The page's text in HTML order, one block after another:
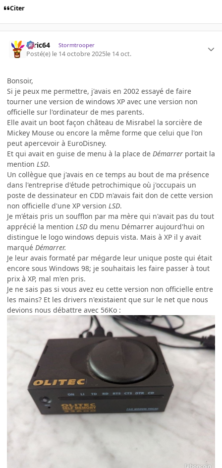
Citer
ceric64 Stormtrooper
Posté(e) le 14 octobre 2025le 14 oct.
Bonsoir,
Si je peux me permettre, j'avais en 2002 essayé de faire
tourner une version de windows XP avec une version non
officielle sur l'ordinateur de mes parents.
Elle avait un boot façon château de Misrabel la sorcière de
Mickey Mouse ou encore la même forme que celui que l'on
peut apercevoir à EuroDisney.
Et qui avait en guise de menu à la place de Démarrer portait la
mention LSD.
Un collègue que j'avais en ce temps au bout de ma présence
dans l'entreprise d'étude petrochimique où j'occupais un
poste de dessinateur en CDD m'avais fait don de cette version
non officielle d'une XP version LSD.
Je m'étais pris un soufflon par ma mère qui n'avait pas du tout
apprécié la mention LSD du menu Démarrer aujourd'hui on
distingue le logo windows depuis vista. Mais à XP il y avait
marqué Démarrer.
Je leur avais formaté par mégarde leur unique poste qui était
encore sous Windows 98; je souhaitais les faire passer à tout
prix à XP, mal m'en pris.
Je ne sais pas si vous avez eu cette version non officielle entre
les mains? Et les drivers n'existaient que sur le net que nous
devions nous débattre avec 56Ko :